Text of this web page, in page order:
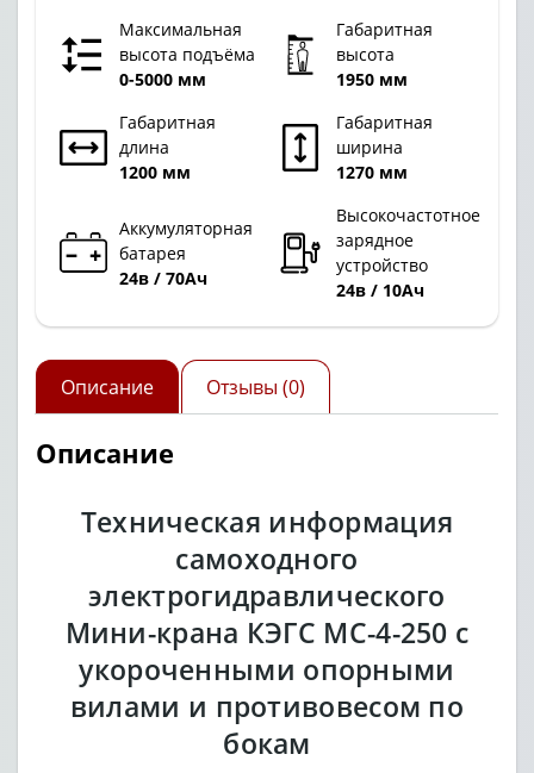
Максимальная
высота подъёма
0-5000 мм
Габаритная
высота
1950 мм
Габаритная
длина
1200 мм
Габаритная
ширина
1270 мм
Аккумуляторная
батарея
24в / 70Ач
Высокочастотное
зарядное
устройство
24в / 10Ач
Описание Отзывы (0)
Описание
Техническая информация
самоходного
электрогидравлического
Мини-крана КЭГС МС-4-250 с
укороченными опорными
вилами и противовесом по
бокам